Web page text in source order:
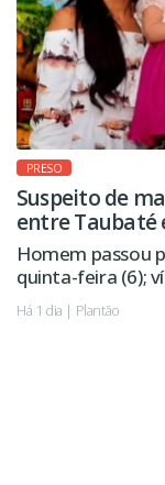
PRESO
Suspeito de
entre Taubaté
Homem passou
quinta-feira (6);
sinais de violência.
Há 1 dia | Plantão